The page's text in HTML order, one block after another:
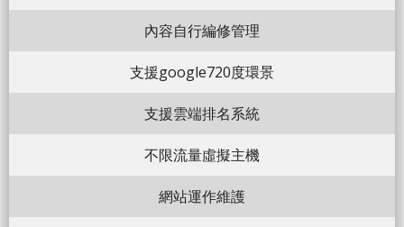
內容自行編修管理
支援google720度環景
支援雲端排名系統
不限流量虛擬主機
網站運作維護